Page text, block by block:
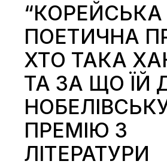
“КОРЕЙСЬКА
ПОЕТИЧНА
ХТО ТАКА
ТА ЗА ЩО ЇЙ
ПРЕМІЮ З
ЛІТЕРАТУРИ